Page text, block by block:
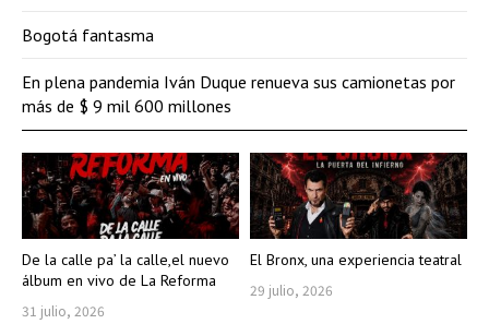
De la calle pa’ la calle,el nuevo
álbum en vivo de La Reforma
31 julio, 2026
El Bronx, una experiencia teatral
29 julio, 2026
Bogotá fantasma
En plena pandemia Iván Duque renueva sus camionetas por
más de $ 9 mil 600 millones